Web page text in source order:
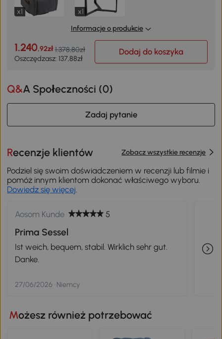
x1
x1
Informacje o produkcie
1.240,92zł 1.378,80zł
Oszczędzasz: 137,88zł
Dodaj do koszyka
Q&A Społeczności (0)
Zadaj pytanie
Recenzje klientów Zobacz wszystkie recenzje
Podziel się swoim doświadczeniem w recenzji lub filmie i
pomóż innym klientom dokonać właściwego wyboru.
Dowiedz się więcej
Aosom Kunde 5
Prima Sessel
Ist weich, bequem, stabil. Wirklich sehr gut.
Danke.
27/06/2026 · Niemcy
Możesz również potrzebować